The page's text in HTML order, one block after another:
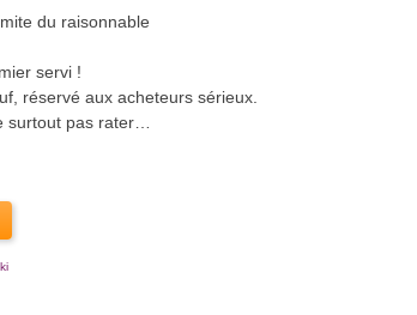
du raisonnable
servi !
réservé aux acheteurs sérieux.
surtout pas rater…